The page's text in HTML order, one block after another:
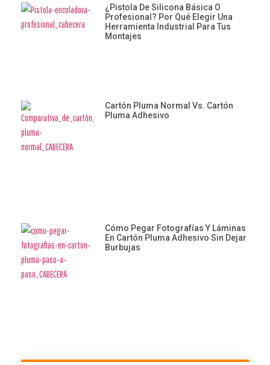
¿Pistola De Silicona Básica O
Profesional? Por Qué Elegir Una
Herramienta Industrial Para Tus
Montajes
Cartón Pluma Normal Vs. Cartón
Pluma Adhesivo
Cómo Pegar Fotografías Y Láminas
En Cartón Pluma Adhesivo Sin Dejar
Burbujas